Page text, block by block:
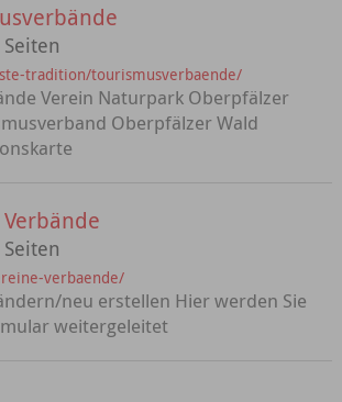
tradition/tourismusverbaende/
Verein Naturpark Oberpfälzer
Oberpfälzer Wald
verbaende/
neu erstellen Hier werden Sie
weitergeleitet